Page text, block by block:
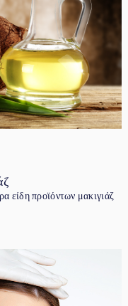
είδη προϊόντων μακιγιάζ